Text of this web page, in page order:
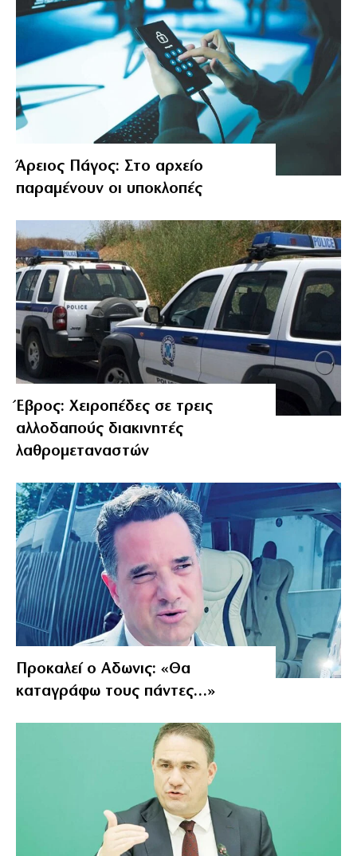
Άρειος Πάγος: Στο αρχείο
παραμένουν οι υποκλοπές
Έβρος: Χειροπέδες σε τρεις
αλλοδαπούς διακινητές
λαθρομεταναστών
Προκαλεί ο Αδωνις: «Θα
καταγράφω τους πάντες…»